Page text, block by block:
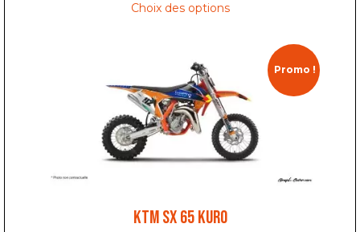
Choix des options
Promo !
KTM SX 65 KURO